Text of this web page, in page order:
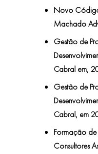
Novo
Machado
Gestão de
Cabral em,
Gestão de
Cabral, em
Formação
Consultores